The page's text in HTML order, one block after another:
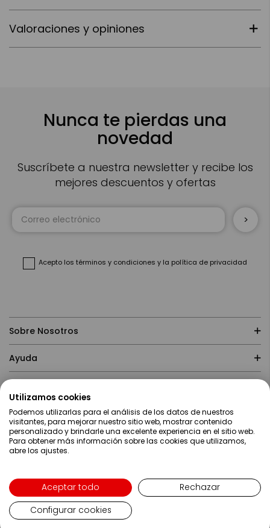
Valoraciones y opiniones
Nunca te pierdas una
novedad
Suscríbete a nuestra newsletter y recibe los
mejores descuentos y ofertas
Inscríbase
Acepto los términos y condiciones y la política de privacidad
Sobre Nosotros
Ayuda
Contacto
Copyright ©2019 Servei Estació S.A - Web desarrollada por
Lenguaje
Español
Utilizamos cookies
Podemos utilizarlas para el análisis de los datos de nuestros
visitantes, para mejorar nuestro sitio web, mostrar contenido
personalizado y brindarle una excelente experiencia en el sitio web.
Para obtener más información sobre las cookies que utilizamos,
abre los ajustes.
Aceptar todo
Rechazar
Configurar cookies